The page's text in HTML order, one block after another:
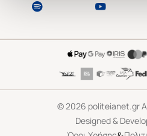
©2026 politeianet.gr
Designed &